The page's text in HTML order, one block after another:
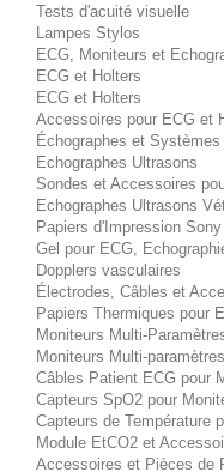
Tests d'acuité visuelle
Lampes Stylos
ECG, Moniteurs et
ECG et Holters
ECG et Holters
Accessoires pour ECG et
Échographes et
Echographes Ultrasons
Sondes et Accessoires
Echographes Ultrasons
Papiers d'Impression
Gel pour ECG,
Dopplers vasculaires
Électrodes, Câbles et
Papiers Thermiques pour
Moniteurs Multi-
Moniteurs Multi-paramètres
Câbles Patient ECG pour
Capteurs SpO2 pour
Capteurs de Température
Module EtCO2 et
Accessoires et Pièces de